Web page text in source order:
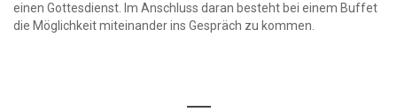
einen Gottesdienst. Im Anschluss daran besteht bei einem Buffet
die Möglichkeit miteinander ins Gespräch zu kommen.